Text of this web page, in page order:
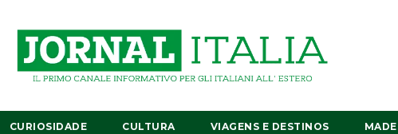
CURIOSIDADE CULTURA VIAGENS E DESTINOS